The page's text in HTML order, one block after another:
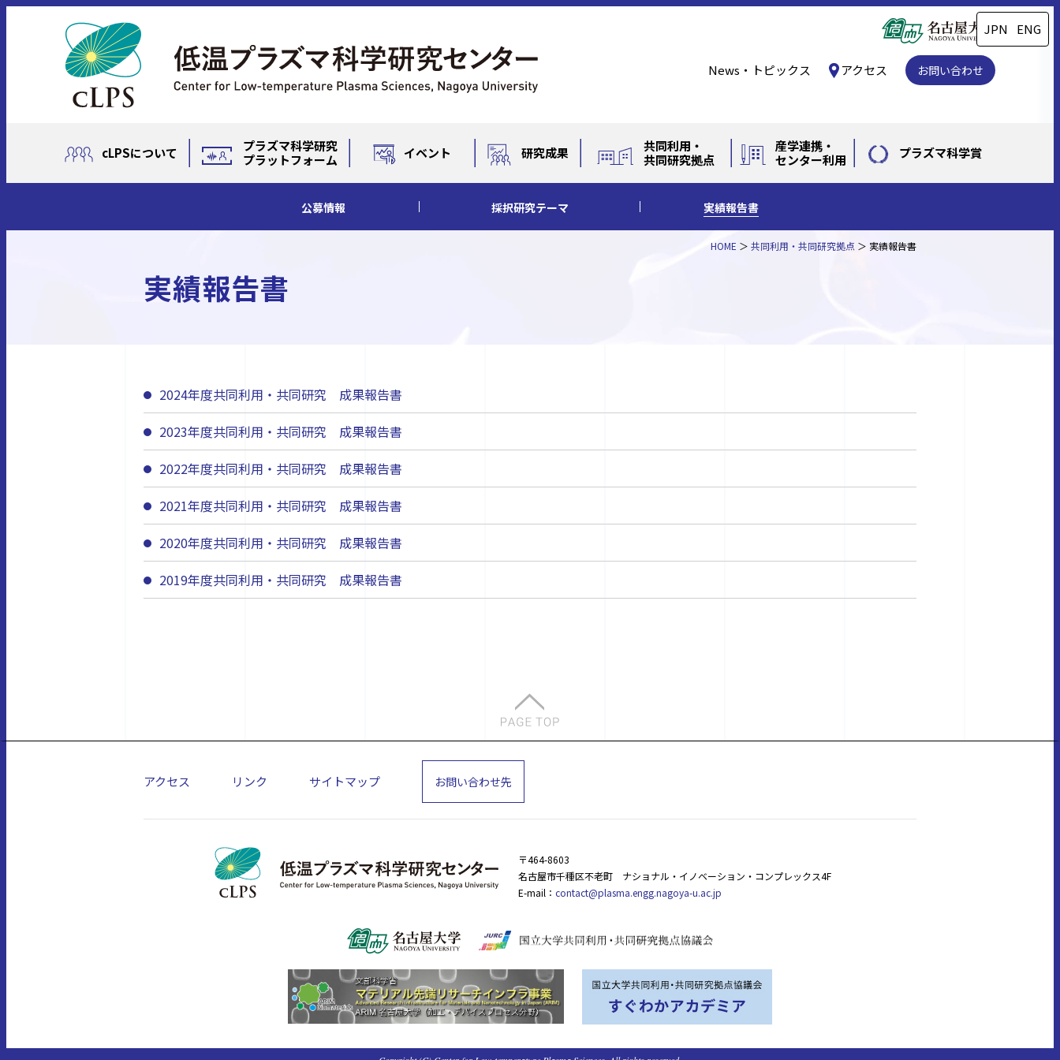
News・トピックス アクセス お問い合わせ
cLPSについて
プラズマ科学研究
プラットフォーム
イベント 研究成果
共同利用・
共同研究拠点
公募情報 採択研究テーマ 実績報告書
産学連携・
センター利用
プラズマ科学賞
実績報告書
HOME 共同利用・共同研究拠点 実績報告書
2024年度共同利用・共同研究 成果報告書
2023年度共同利用・共同研究 成果報告書
2022年度共同利用・共同研究 成果報告書
2021年度共同利用・共同研究 成果報告書
2020年度共同利用・共同研究 成果報告書
2019年度共同利用・共同研究 成果報告書
アクセス リンク サイトマップ お問い合わせ先
〒464-8603
名古屋市千種区不老町 ナショナル・イノベーション・コンプレックス4F
E-mail： contact@plasma.engg.nagoya-u.ac.jp
JPN ENG